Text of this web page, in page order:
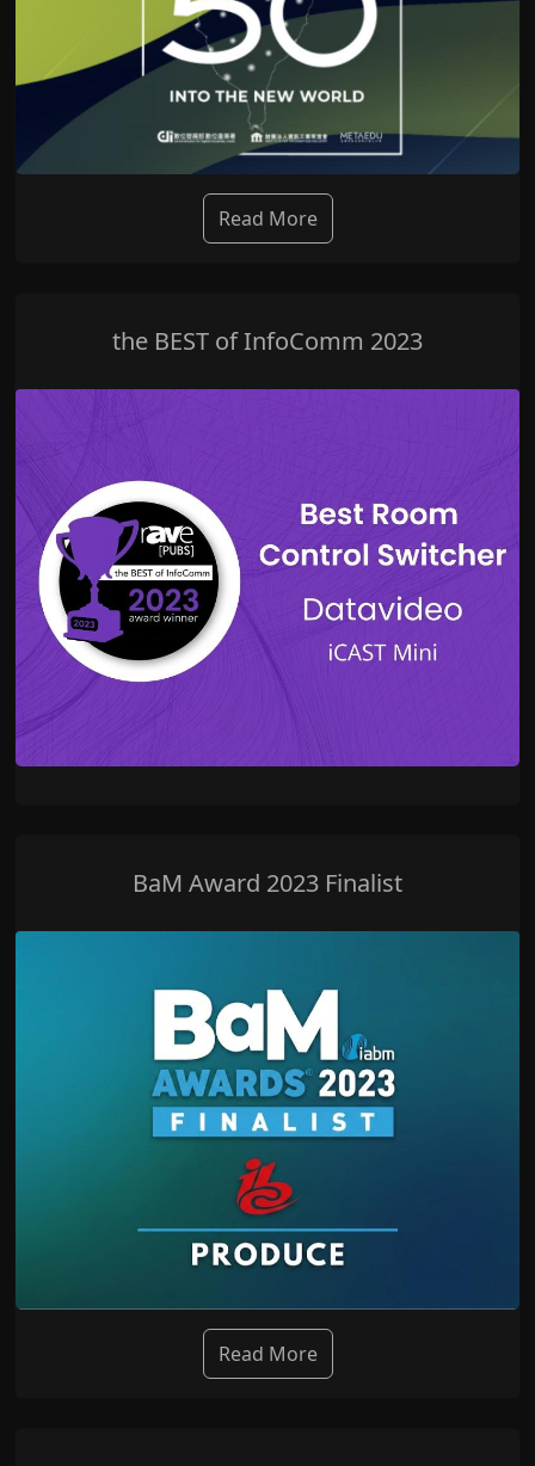
Read More
the BEST of InfoComm 2023
BaM Award 2023 Finalist
Read More